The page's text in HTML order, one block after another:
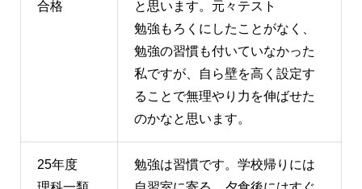
合格
と思います。元々テスト
勉強もろくにしたことがなく、
勉強の習慣も付いていなかった
私ですが、自ら壁を高く設定す
ることで無理やり力を伸ばせた
のかなと思います。
25年度
勉強は習慣です。学校帰りには